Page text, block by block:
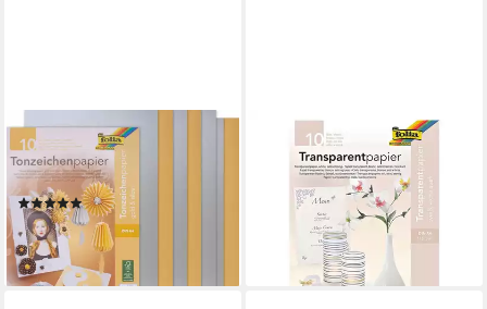
Motivpapier ignore, DIN A4,
gold und silber, 10 Blatt
(2)
7,40 €
(7,40 €/ 1 qm)
lieferbar - in 4-5 Werktagen bei dir
Transparentpapier, 10 Blatt,
extrastark, Format DIN A4
12,18 €
lieferbar - in 4-5 Werktagen bei dir